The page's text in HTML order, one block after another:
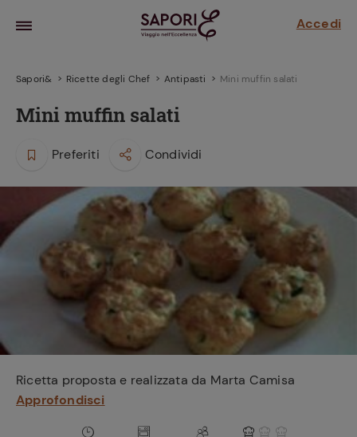
Accedi
ricetta
il
Sapori& Ricette degli Chef Antipasti Mini muffin salati
Mini muffin salati
Preferiti Condividi
Ricetta proposta e realizzata da Marta Camisa
Approfondisci